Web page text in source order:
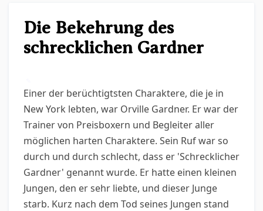
Die Bekehrung des
schrecklichen Gardner
Einer der berüchtigtsten Charaktere, die je in
New York lebten, war Orville Gardner. Er war der
Trainer von Preisboxern und Begleiter aller
möglichen harten Charaktere. Sein Ruf war so
durch und durch schlecht, dass er 'Schrecklicher
Gardner' genannt wurde. Er hatte einen kleinen
Jungen, den er sehr liebte, und dieser Junge
starb. Kurz nach dem Tod seines Jungen stand